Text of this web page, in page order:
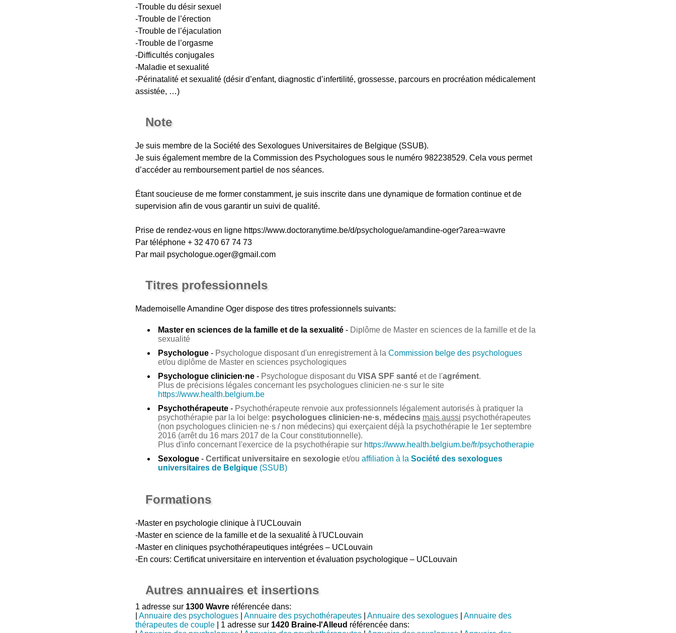
-Trouble du désir sexuel
-Trouble de l’érection
-Trouble de l’éjaculation
-Trouble de l’orgasme
-Difficultés conjugales
-Maladie et sexualité
-Périnatalité et sexualité (désir d’enfant, diagnostic d’infertilité, grossesse, parcours en procréation médicalement
assistée, …)
Note
Je suis membre de la Société des Sexologues Universitaires de Belgique (SSUB).
Je suis également membre de la Commission des Psychologues sous le numéro 982238529. Cela vous permet
d’accéder au remboursement partiel de nos séances.
Étant soucieuse de me former constamment, je suis inscrite dans une dynamique de formation continue et de
supervision afin de vous garantir un suivi de qualité.
Prise de rendez-vous en ligne https://www.doctoranytime.be/d/psychologue/amandine-oger?area=wavre
Par téléphone + 32 470 67 74 73
Par mail psychologue.oger@gmail.com
Titres professionnels
Mademoiselle Amandine Ogerdispose des titres professionnels suivants:
Master en sciences de la famille et de la sexualité- Diplôme de Master en sciences de la famille et de la
sexualité
Psychologue- Psychologue disposant d'un enregistrement à la Commission belge des psychologues
et/ou diplôme de Master en sciences psychologiques
Psychologue clinicien·ne- Psychologue disposant du VISA SPF santéet de l'agrément.
Plus de précisions légales concernant les psychologues clinicien·ne·s sur le site
https://www.health.belgium.be
Psychothérapeute- Psychothérapeute renvoie aux professionnels légalement autorisés à pratiquer la
psychothérapie par la loi belge: psychologues clinicien·ne·s, médecins mais aussi psychothérapeutes
(non psychologues clinicien·ne·s / non médecins) qui exerçaient déjà la psychothérapie le 1er septembre
2016 (arrêt du 16 mars 2017 de la Cour constitutionnelle).
Plus d'info concernant l'exercice de la psychothérapie sur https://www.health.belgium.be/fr/psychotherapie
Sexologue- Certificat universitaire en sexologieet/ou affiliation à la Société des sexologues
universitaires de Belgique(SSUB)
Formations
-Master en psychologie clinique à l'UCLouvain
-Master en science de la famille et de la sexualité à l'UCLouvain
-Master en cliniques psychothérapeutiques intégrées – UCLouvain
-En cours: Certificat universitaire en intervention et évaluation psychologique – UCLouvain
Autres annuaires et insertions
1 adresse sur 1300 Wavreréférencée dans:
Annuaire des psychologues| Annuaire des psychothérapeutes| Annuaire des sexologues| Annuaire des
thérapeutes de couple| 1 adresse sur 1420 Braine-l'Alleud référencée dans: